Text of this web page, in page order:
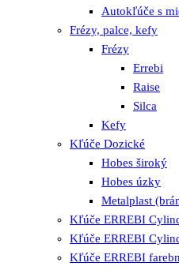
Autokľúče s
Frézy, palce, kefy
Frézy
Errebi
Raise
Silca
Kefy
Kľúče Dozické
Hobes široký
Hobes úzky
Metalplast
Kľúče ERREBI
Kľúče ERREBI
Kľúče ERREBI